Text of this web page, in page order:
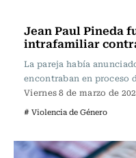
Jean Paul Pineda
intrafamiliar
La pareja había
encontraban en proceso
Viernes 8 de marzo de
# Violencia de Género